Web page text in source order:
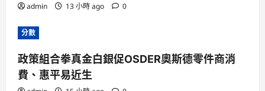
admin 13 小時 ago 0
分數
政策組合拳真金白銀促OSDER奧斯德零件商消
費、惠平易近生